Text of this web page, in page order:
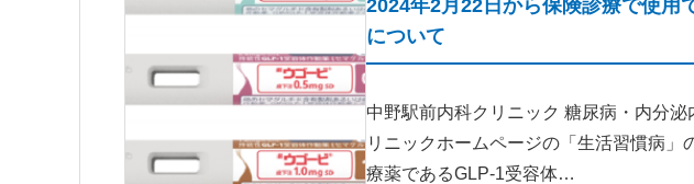
2024年2月22日から保険診療で使用
について
中野駅前内科クリニック 糖尿病・内分
リニックホームページの「生活習慣病」
療薬であるGLP-1受容体…